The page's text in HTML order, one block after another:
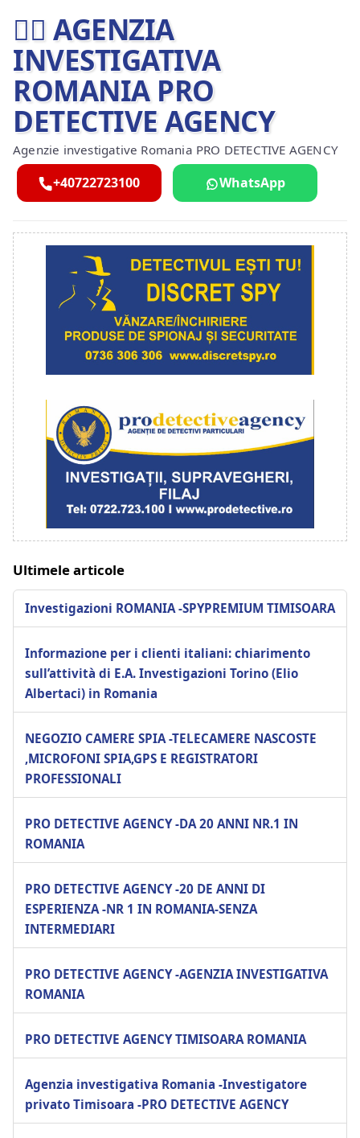
🕵️‍♂ AGENZIA
INVESTIGATIVA
ROMANIA PRO
DETECTIVE AGENCY
Agenzie investigative Romania PRO DETECTIVE AGENCY
+40722723100 WhatsApp
Ultimele articole
Investigazioni ROMANIA -SPYPREMIUM TIMISOARA
Informazione per i clienti italiani: chiarimento
sull’attività di E.A. Investigazioni Torino (Elio
Albertaci) in Romania
NEGOZIO CAMERE SPIA -TELECAMERE NASCOSTE
,MICROFONI SPIA,GPS E REGISTRATORI
PROFESSIONALI
PRO DETECTIVE AGENCY -DA 20 ANNI NR.1 IN
ROMANIA
PRO DETECTIVE AGENCY -20 DE ANNI DI
ESPERIENZA -NR 1 IN ROMANIA-SENZA
INTERMEDIARI
PRO DETECTIVE AGENCY -AGENZIA INVESTIGATIVA
ROMANIA
PRO DETECTIVE AGENCY TIMISOARA ROMANIA
Agenzia investigativa Romania -Investigatore
privato Timisoara -PRO DETECTIVE AGENCY